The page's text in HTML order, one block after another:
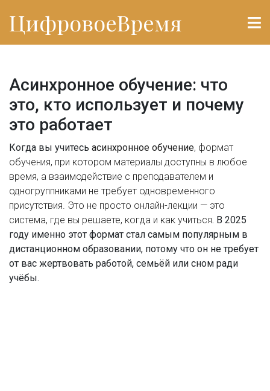
ЦифровоеВремя
Асинхронное обучение: что
это, кто использует и почему
это работает
Когда вы учитесь асинхронное обучение, формат
обучения, при котором материалы доступны в любое
время, а взаимодействие с преподавателем и
одногруппниками не требует одновременного
присутствия. Это не просто онлайн-лекции — это
система, где вы решаете, когда и как учиться. В 2025
году именно этот формат стал самым популярным в
дистанционном образовании, потому что он не требует
от вас жертвовать работой, семьёй или сном ради
учёбы.